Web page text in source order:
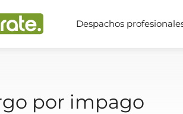
Despachos
por impago